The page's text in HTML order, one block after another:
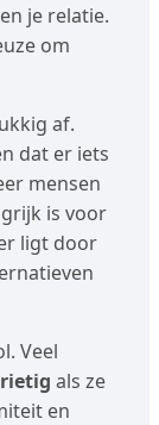
je relatie.
om
af.
dat er iets
mensen
is voor
ligt door
Veel
als ze
en